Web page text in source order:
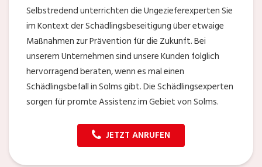
Selbstredend unterrichten die Ungezieferexperten Sie
im Kontext der Schädlingsbeseitigung über etwaige
Maßnahmen zur Prävention für die Zukunft. Bei
unserem Unternehmen sind unsere Kunden folglich
hervorragend beraten, wenn es mal einen
Schädlingsbefall in Solms gibt. Die Schädlingsexperten
sorgen für promte Assistenz im Gebiet von Solms.
JETZT ANRUFEN